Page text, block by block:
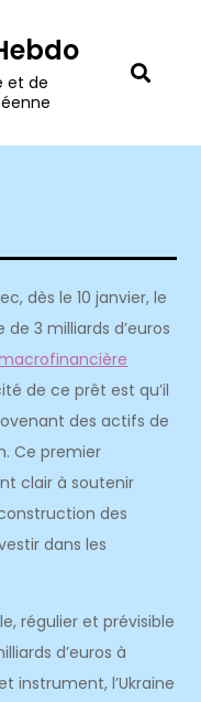
et de
dès le 10 janvier, le
3 milliards d’euros
de ce prêt est qu’il
des actifs de
Ce premier
clair à soutenir
des
dans les
régulier et prévisible
d’euros à
instrument, l’Ukraine